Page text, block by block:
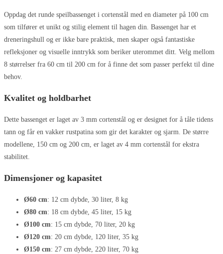
Oppdag det runde speilbassenget i cortenstål med en diameter på 100 cm
som tilfører et unikt og stilig element til hagen din. Bassenget har et
dreneringshull og er ikke bare praktisk, men skaper også fantastiske
refleksjoner og visuelle inntrykk som beriker uterommet ditt. Velg mellom
8 størrelser fra 60 cm til 200 cm for å finne det som passer perfekt til dine
behov.
Kvalitet og holdbarhet
Dette bassenget er laget av 3 mm cortenstål og er designet for å tåle tidens
tann og får en vakker rustpatina som gir det karakter og sjarm. De større
modellene, 150 cm og 200 cm, er laget av 4 mm cortenstål for ekstra
stabilitet.
Dimensjoner og kapasitet
Ø60 cm: 12 cm dybde, 30 liter, 8 kg
Ø80 cm: 18 cm dybde, 45 liter, 15 kg
Ø100 cm: 15 cm dybde, 70 liter, 20 kg
Ø120 cm: 20 cm dybde, 120 liter, 35 kg
Ø150 cm: 27 cm dybde, 220 liter, 70 kg